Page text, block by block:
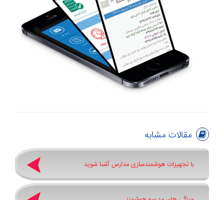
مقالات مشابه
با تجهیزات هوشمندسازی مدارس آشنا شوید